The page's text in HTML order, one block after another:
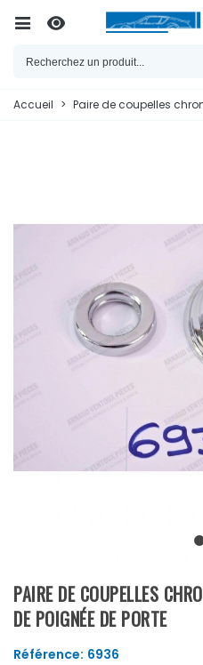
Accueil > Paire de coupelles
PAIRE DE COUPELLES
DE POIGNÉE DE PORTE
Référence: 6936